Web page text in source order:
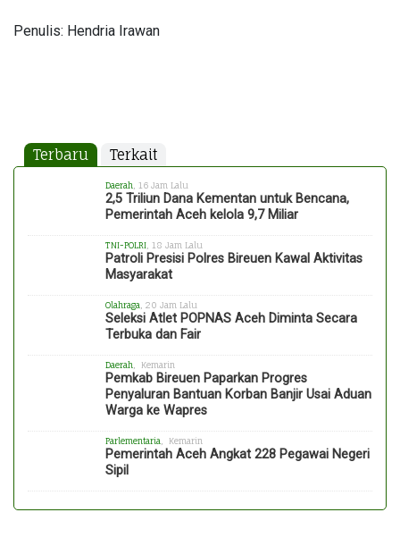
Penulis: Hendria Irawan
Terbaru Terkait
Daerah , 16 Jam Lalu
2,5 Triliun Dana Kementan untuk Bencana,
Pemerintah Aceh kelola 9,7 Miliar
TNI-POLRI , 18 Jam Lalu
Patroli Presisi Polres Bireuen Kawal Aktivitas
Masyarakat
Olahraga , 20 Jam Lalu
Seleksi Atlet POPNAS Aceh Diminta Secara
Terbuka dan Fair
Daerah , Kemarin
Pemkab Bireuen Paparkan Progres
Penyaluran Bantuan Korban Banjir Usai Aduan
Warga ke Wapres
Parlementaria , Kemarin
Pemerintah Aceh Angkat 228 Pegawai Negeri
Sipil